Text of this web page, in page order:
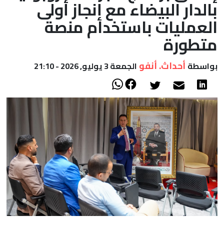
الصحراء
بالدار البيضاء مع إنجاز أولى
العمليات باستخدام منصة
متطورة
بواسطة أحداث. أنفو الجمعة 3 يوليو, 2026 - 21:10